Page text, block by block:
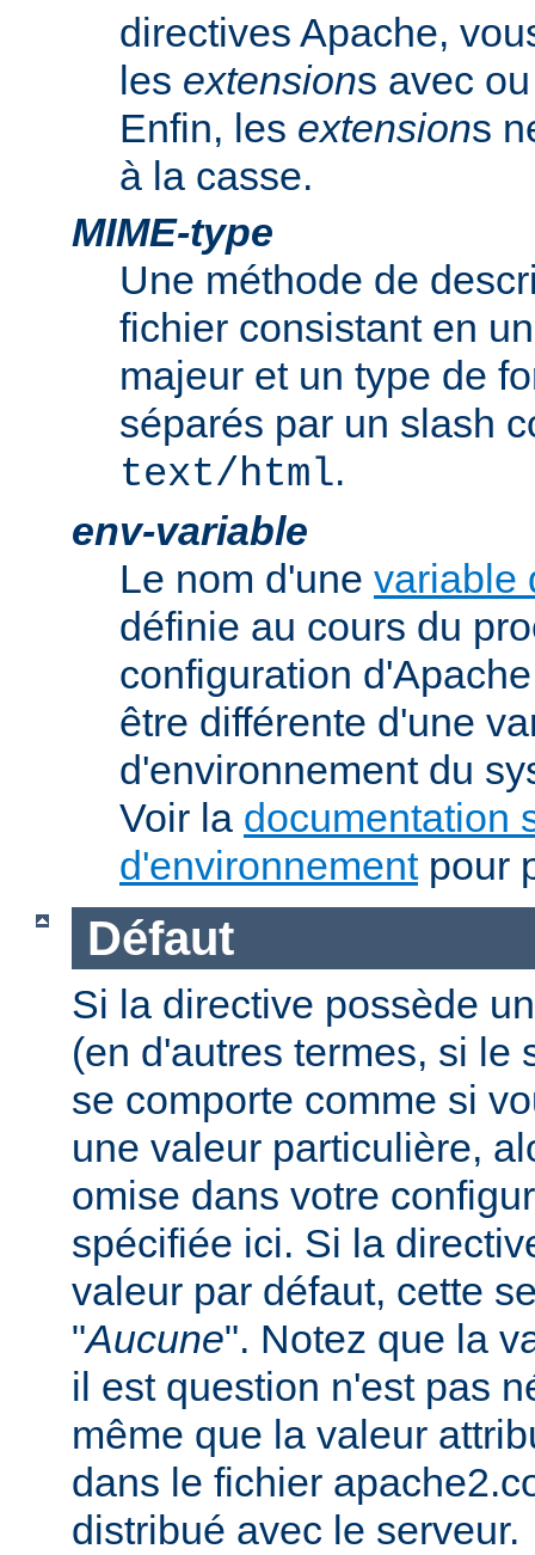
directives Apache,
les extensions avec
Enfin, les extensions
à la casse.
MIME-type
Une méthode de
fichier consistant en
majeur et un type de
séparés par un slash
text/html.
env-variable
Le nom d'une variable
définie au cours du
configuration
être différente d'une
d'environnement du
Voir la documentation
d'environnementpour
Défaut
Si la directive possède
(en d'autres termes, si le
se comporte comme si
une valeur particulière,
omise dans votre
spécifiée ici. Si la
valeur par défaut, cette
"Aucune". Notez que la
il est question n'est pas
même que la valeur
dans le fichier
distribué avec le serveur.